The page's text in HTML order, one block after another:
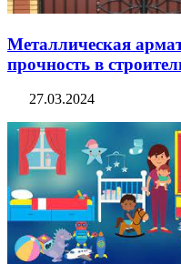
Металлическая
прочность в
27.03.2024